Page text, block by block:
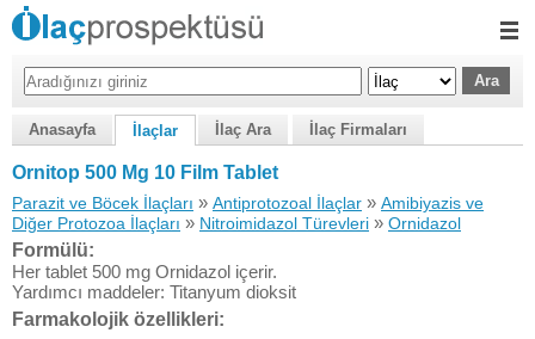
Anasayfa İlaçlar İlaç Ara İlaç Firmaları
Ornitop 500 Mg 10 Film Tablet
Parazit ve Böcek İlaçları » Antiprotozoal İlaçlar » Amibiyazis ve
Diğer Protozoa İlaçları » Nitroimidazol Türevleri » Ornidazol
Formülü:
Her tablet 500 mg Ornidazol içerir.
Yardımcı maddeler: Titanyum dioksit
Farmakolojik özellikleri: